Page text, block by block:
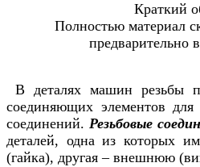
Краткий
Полностью материал
предварительно
В деталях машин резьбы
соединяющих элементов для
соединений.Резьбовые
деталей, одна из которых
(гайка), другая – внешнюю